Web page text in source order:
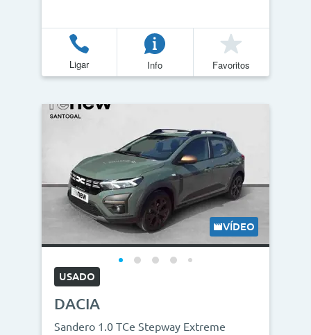
Ligar Info Favoritos
VÍDEO
USADO
DACIA
Sandero 1.0 TCe Stepway Extreme